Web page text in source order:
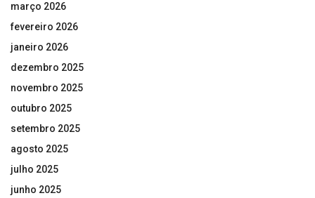
março 2026
fevereiro 2026
janeiro 2026
dezembro 2025
novembro 2025
outubro 2025
setembro 2025
agosto 2025
julho 2025
junho 2025